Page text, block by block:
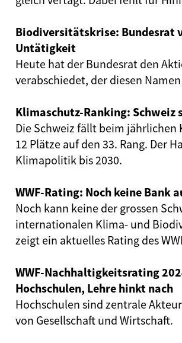
Biodiversitätskrise: Bundesrat
Untätigkeit
Heute hat der Bundesrat den
verabschiedet, der diesen
Klimaschutz-Ranking:
Die Schweiz fällt beim
12 Plätze auf den 33. Rang. Der
Klimapolitik bis 2030.
WWF-Rating: Noch keine Bank
Noch kann keine der grossen
internationalen Klima- und
zeigt ein aktuelles Rating des
WWF-Nachhaltigkeitsrating
Hochschulen, Lehre hinkt nach
Hochschulen sind zentrale
von Gesellschaft und Wirtschaft.